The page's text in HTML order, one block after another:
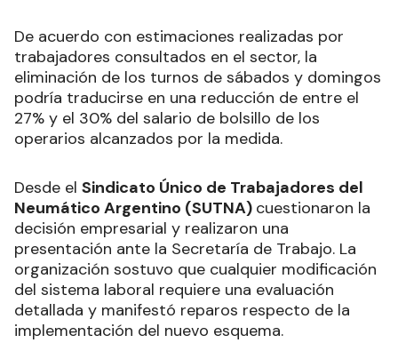
De acuerdo con estimaciones realizadas por
trabajadores consultados en el sector, la
eliminación de los turnos de sábados y domingos
podría traducirse en una reducción de entre el
27% y el 30% del salario de bolsillo de los
operarios alcanzados por la medida.
Desde el Sindicato Único de Trabajadores del
Neumático Argentino (SUTNA) cuestionaron la
decisión empresarial y realizaron una
presentación ante la Secretaría de Trabajo. La
organización sostuvo que cualquier modificación
del sistema laboral requiere una evaluación
detallada y manifestó reparos respecto de la
implementación del nuevo esquema.